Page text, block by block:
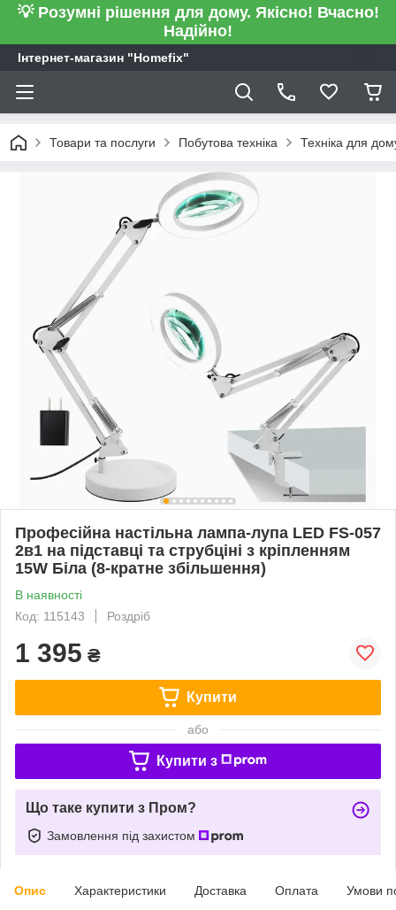
💡 Розумні рішення для дому. Якісно! Вчасно!
Надійно!
Інтернет-магазин "Homefix"
Товари та послуги Побутова техніка Техніка для
Професійна настільна лампа-лупа LED FS-057
2в1 на підставці та струбціні з кріпленням
15W Біла (8-кратне збільшення)
В наявності
Код: 115143
Роздріб
1 395 ₴
Купити
або
Купити з
Що таке купити з Пром?
Замовлення під захистом
Опис Характеристики Доставка Оплата Умови